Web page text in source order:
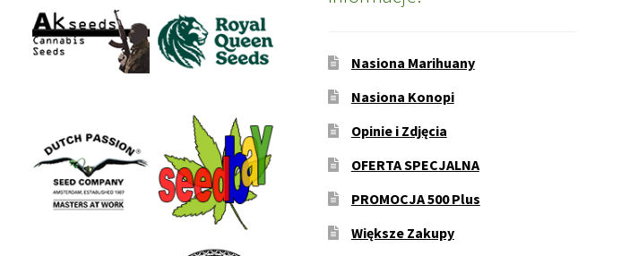
Nasiona Marihuany
Nasiona Konopi
Opinie i Zdjęcia
OFERTA SPECJALNA
PROMOCJA 500 Plus
Większe Zakupy